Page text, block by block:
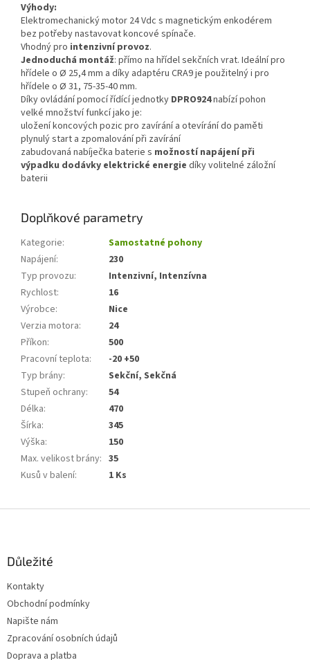
Výhody:
Elektromechanický motor 24 Vdc s magnetickým enkodérem
bez potřeby nastavovat koncové spínače.
Vhodný pro intenzivní provoz.
Jednoduchá montáž: přímo na hřídel sekčních vrat. Ideální pro
hřídele o Ø 25,4 mm a díky adaptéru CRA9 je použitelný i pro
hřídele o Ø 31, 75-35-40 mm.
Díky ovládání pomocí řídící jednotky DPRO924nabízí pohon
velké množství funkcí jako je:
uložení koncových pozic pro zavírání a otevírání do paměti
plynulý start a zpomalování při zavírání
zabudovaná nabíječka baterie s možností napájení při
výpadku dodávky elektrické energie díky volitelné záložní
baterii
Doplňkové parametry
Kategorie:
Samostatné pohony
Napájení:
230
Typ provozu:
Intenzivní, Intenzívna
Rychlost:
16
Výrobce:
Nice
Verzia motora:
24
Příkon:
500
Pracovní teplota:
-20 +50
Typ brány:
Sekční, Sekčná
Stupeň ochrany:
54
Délka:
470
Šírka:
345
Výška:
150
Max. velikost brány: 35
Kusů v balení: 1 Ks
Důležité
Kontakty
Obchodní podmínky
Napište nám
Zpracování osobních údajů
Doprava a platba